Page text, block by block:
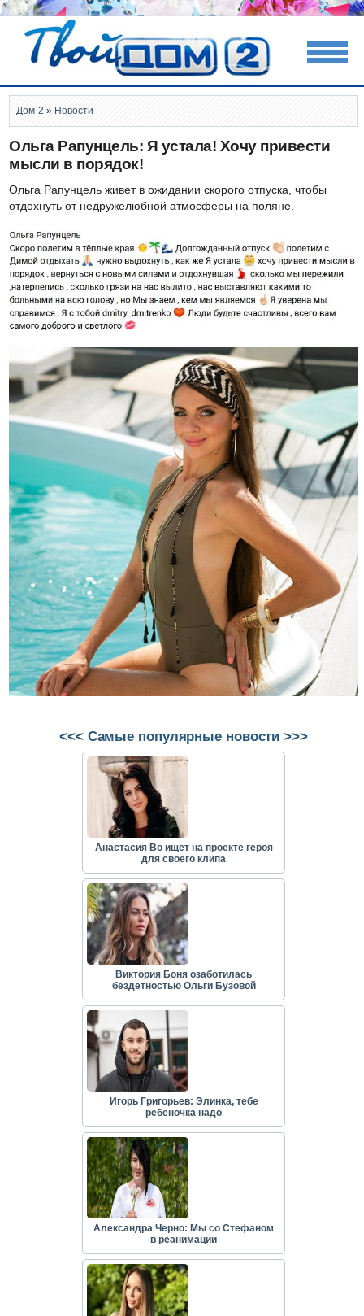
Дом-2 » Новости
Ольга Рапунцель: Я устала! Хочу привести
мысли в порядок!
Ольга Рапунцель живет в ожидании скорого отпуска, чтобы
отдохнуть от недружелюбной атмосферы на поляне.
<<< Самые популярные новости >>>
Анастасия Во ищет на проекте героя
для своего клипа
Виктория Боня озаботилась
бездетностью Ольги Бузовой
Игорь Григорьев: Элинка, тебе
ребёночка надо
Александра Черно: Мы со Стефаном
в реанимации